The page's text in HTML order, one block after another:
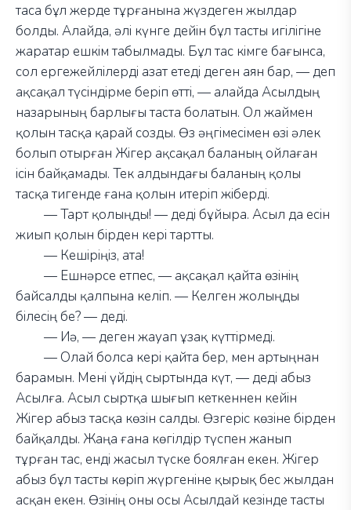
таса бұл жерде тұрғанына жүздеген жылдар
болды. Алайда, әлі күнге дейін бұл тасты игілігіне
жаратар ешкім табылмады. Бұл тас кімге бағынса,
сол ергежейлілерді азат етеді деген аян бар, —деп
ақсақал түсіндірме беріп өтті, — алайда Асылдың
назарының барлығы таста болатын. Ол жаймен
қолын тасқа қарай созды. Өз әңгімесімен өзі әлек
болып отырған Жігер ақсақал баланың ойлаған
ісін байқамады. Тек алдындағы баланың қолы
тасқа тигенде ғана қолын итеріп жіберді.
—Тарт қолыңды! —деді бұйыра. Асыл да есін
жиып қолын бірден кері тартты.
— Кешіріңіз, ата!
— Ешнәрсе етпес, — ақсақал қайта өзінің
байсалды қалпына келіп. — Келген жолыңды
білесің бе?—деді.
— Иә, —деген жауап ұзақ күттірмеді.
— Олай болса кері қайта бер, мен артыңнан
барамын. Мені үйдің сыртында күт, —деді абыз
Асылға. Асыл сыртқа шығып кеткеннен кейін
Жігер абыз тасқа көзін салды. Өзгеріс көзіне бірден
байқалды. Жаңа ғана көгілдір түспен жанып
тұрған тас, енді жасыл түске боялған екен. Жігер
абыз бұл тасты көріп жүргеніне қырық бес жылдан
асқан екен. Өзінің оны осы Асылдай кезінде тасты